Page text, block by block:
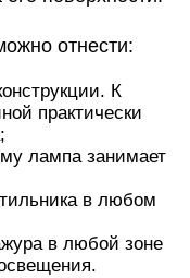
отнести:
К
практически
лампа занимает
в любом
в любой зоне